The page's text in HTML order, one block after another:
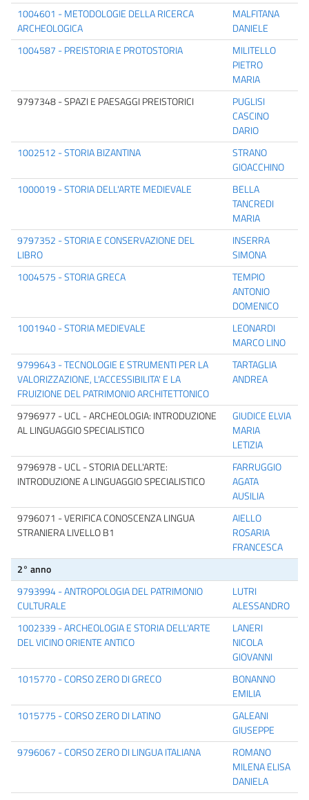
1004601 - METODOLOGIE DELLA RICERCA
ARCHEOLOGICA
MALFITANA
DANIELE
1004587 - PREISTORIA E PROTOSTORIA
MILITELLO
PIETRO
MARIA
9797348 - SPAZI E PAESAGGI PREISTORICI
PUGLISI
CASCINO
DARIO
1002512 - STORIA BIZANTINA
STRANO
GIOACCHINO
1000019 - STORIA DELL'ARTE MEDIEVALE
BELLA
TANCREDI
MARIA
9797352 - STORIA E CONSERVAZIONE DEL
LIBRO
INSERRA
SIMONA
1004575 - STORIA GRECA
TEMPIO
ANTONIO
DOMENICO
1001940 - STORIA MEDIEVALE
LEONARDI
MARCO LINO
9799643 - TECNOLOGIE E STRUMENTI PER LA
VALORIZZAZIONE, L'ACCESSIBILITA' E LA
FRUIZIONE DEL PATRIMONIO ARCHITETTONICO
TARTAGLIA
ANDREA
9796977 - UCL - ARCHEOLOGIA: INTRODUZIONE
AL LINGUAGGIO SPECIALISTICO
GIUDICE ELVIA
MARIA
LETIZIA
9796978 - UCL - STORIA DELL'ARTE:
INTRODUZIONE A LINGUAGGIO SPECIALISTICO
FARRUGGIO
AGATA
AUSILIA
9796071 - VERIFICA CONOSCENZA LINGUA
STRANIERA LIVELLO B1
AIELLO
ROSARIA
FRANCESCA
2° anno
9793994 - ANTROPOLOGIA DEL PATRIMONIO
CULTURALE
LUTRI
ALESSANDRO
1002339 - ARCHEOLOGIA E STORIA DELL'ARTE
DEL VICINO ORIENTE ANTICO
LANERI
NICOLA
GIOVANNI
1015770 - CORSO ZERO DI GRECO
BONANNO
EMILIA
1015775 - CORSO ZERO DI LATINO
GALEANI
GIUSEPPE
9796067 - CORSO ZERO DI LINGUA ITALIANA
ROMANO
MILENA ELISA
DANIELA